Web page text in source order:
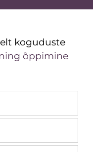
koguduste
õppimine